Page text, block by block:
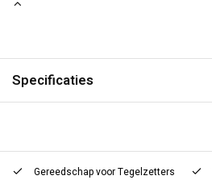
Specificaties
Gereedschap voorTegelzetters